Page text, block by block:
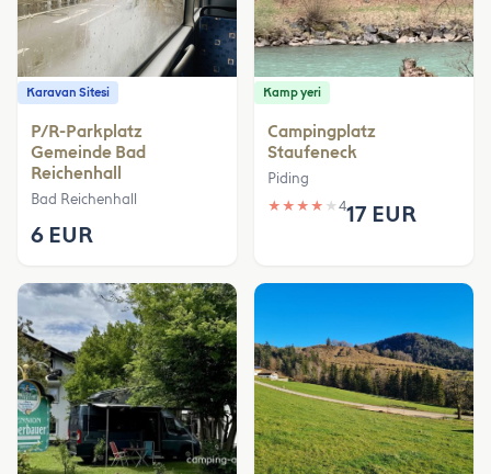
Karavan Sitesi
P/R-Parkplatz
Gemeinde Bad
Reichenhall
Bad Reichenhall
6 EUR
Kamp yeri
Campingplatz
Staufeneck
Piding
★ ★ ★ ★ ★ 417 EUR